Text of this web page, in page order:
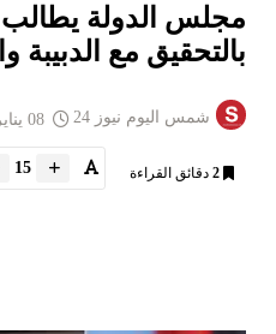
مجلس الدولة يطالب
بالتحقيق مع الدبيبة
شمس اليوم نيوز 24
2 دقائق القراءة 15